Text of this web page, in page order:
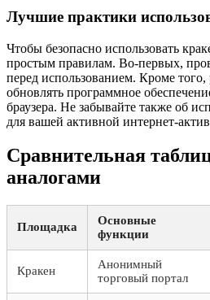
Лучшие практики
Чтобы безопасно использовать
простым правилам. Во-первых,
перед использованием. Кроме того,
обновлять программное
браузера. Не забывайте также об
для вашей активной интернет-
Сравнительная
аналогами
Площадка
Основные
функции
Кракен
Анонимный
торговый портал